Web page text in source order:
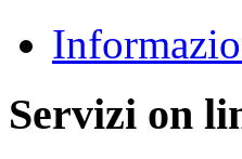
Servizi on